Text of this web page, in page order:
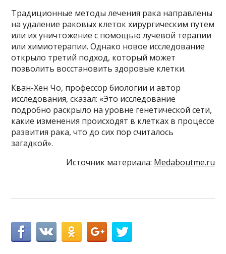
Традиционные методы лечения рака направлены
на удаление раковых клеток хирургическим путем
или их уничтожение с помощью лучевой терапии
или химиотерапии. Однако новое исследование
открыло третий подход, который может
позволить восстановить здоровые клетки.
Кван-Хён Чо, профессор биологии и автор
исследования, сказал: «Это исследование
подробно раскрыло на уровне генетической сети,
какие изменения происходят в клетках в процессе
развития рака, что до сих пор считалось
загадкой».
Источник материала: Medaboutme.ru